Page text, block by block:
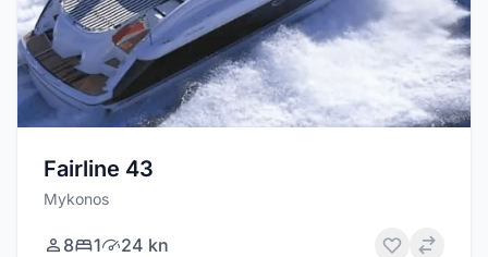
Fairline 43
Mykonos
8 1 24 kn